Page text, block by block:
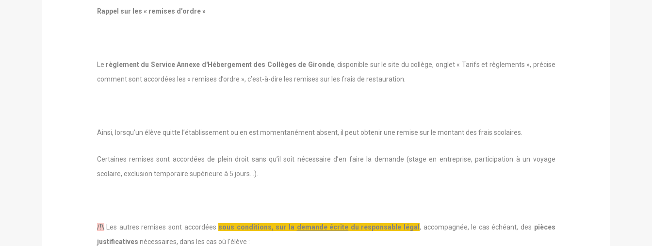
Rappel sur les « remises d’ordre »
Le règlement du Service Annexe d'Hébergement des Collèges de Gironde, disponible sur le site du collège, onglet « Tarifs et règlements », précise
comment sont accordées les « remises d’ordre », c’est-à-dire les remises sur les frais de restauration.
Ainsi, lorsqu’un élève quitte l’établissement ou en est momentanément absent, il peut obtenir une remise sur le montant des frais scolaires.
Certaines remises sont accordées de plein droit sans qu’il soit nécessaire d’en faire la demande (stage en entreprise, participation à un voyage
scolaire, exclusion temporaire supérieure à 5 jours…).
/!\Les autres remises sont accordées sous conditions, sur la demande écrite du responsable légal , accompagnée, le cas échéant, des pièces
justificatives nécessaires, dans les cas où l'élève :